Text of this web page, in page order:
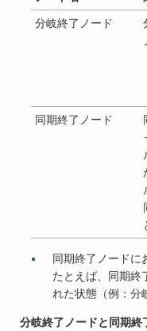
分岐終了ノード
同期終了ノード
同期終了ノードに
たとえば、同期終
れた状態（例：分
分岐終了ノードと同期